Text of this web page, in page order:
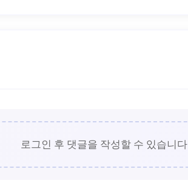
로그인 후 댓글을 작성할 수 있습니다